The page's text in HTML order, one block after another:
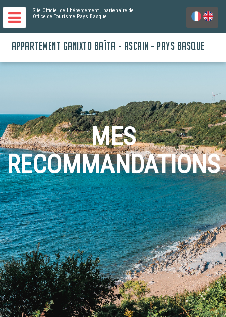
Site Officiel de l'hébergement , partenaire de
Office de Tourisme Pays Basque
APPARTEMENT GANIXTO BAÏTA - ASCAIN - PAYS BASQUE
MES
RECOMMANDATIONS